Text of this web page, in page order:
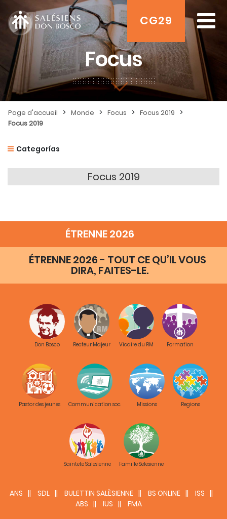
CG29
Focus
Page d'accueil > Monde > Focus > Focus 2019 >
Focus 2019
Categorías
Focus 2019
ÉTRENNE 2026
ÉTRENNE 2026 - TOUT CE QU’IL VOUS
DIRA, FAITES-LE.
Don Bosco Recteur Majeur Vicaire du RM Formation
Pastor des jeunes Communication soc. Missions Regions
Saintete Salesienne Famille Selesienne
ANS SDL BULETTIN SALÈSIENNE BS ONLINE
ISS
ABS
IUS FMA